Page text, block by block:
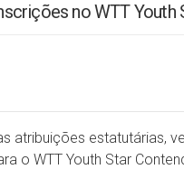
no WTT Youth
atribuições estatutárias,
o WTT Youth Star